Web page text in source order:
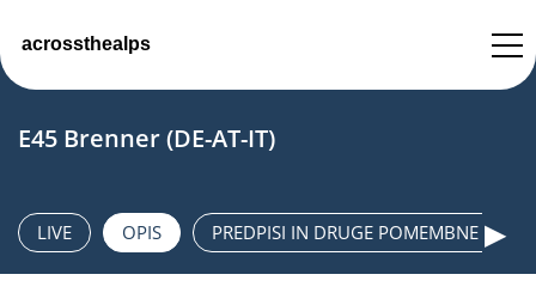
PIŠITE NAM
E45 Brenner (DE-AT-IT)
LIVE OPIS PREDPISI IN DRUGE POMEMBNE ▶